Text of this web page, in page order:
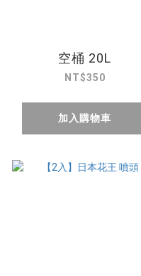
空桶 20L
NT$350
加入購物車